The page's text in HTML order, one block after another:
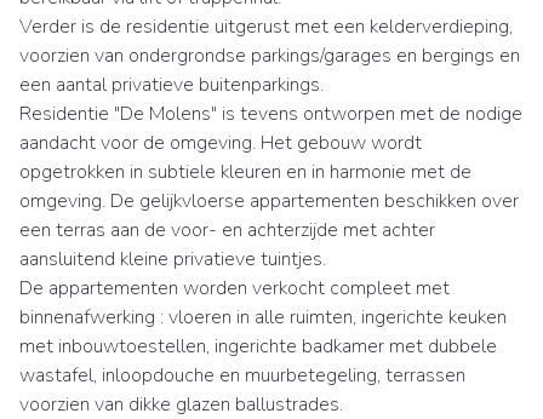
Verder is de residentie uitgerust met een kelderverdieping,
voorzien van ondergrondse parkings/garages en bergings en
een aantal privatieve buitenparkings.
Residentie "De Molens" is tevens ontworpen met de nodige
aandacht voor de omgeving. Het gebouw wordt
opgetrokken in subtiele kleuren en in harmonie met de
omgeving. De gelijkvloerse appartementen beschikken over
een terras aan de voor- en achterzijde met achter
aansluitend kleine privatieve tuintjes.
De appartementen worden verkocht compleet met
binnenafwerking : vloeren in alle ruimten, ingerichte keuken
met inbouwtoestellen, ingerichte badkamer met dubbele
wastafel, inloopdouche en muurbetegeling, terrassen
voorzien van dikke glazen ballustrades.